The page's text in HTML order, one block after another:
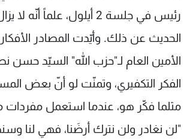
رئيس في جلسة 2 أيلول، علماً
الحديث عن ذلك. وأيّدت المصادر
الأمين العام لـ"حزب الله" السيّد حسن
الفكر التكفيري، وتمنّت لو أنّ بعض
مثلما فكّر هو، عندما استعمل
"لن نغادر ولن نترك أرضَنا، فهي لنا